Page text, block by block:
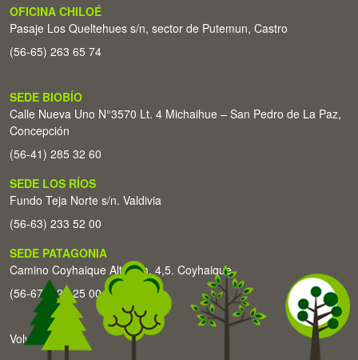
OFICINA CHILOÉ
Pasaje Los Queltehues s/n, sector de Putemun, Castro
(56-65) 263 65 74
SEDE BIOBÍO
Calle Nueva Uno N°3570 Lt. 4 Michaihue – San Pedro de La Paz,
Concepción
(56-41) 285 32 60
SEDE LOS RÍOS
Fundo Teja Norte s/n. Valdivia
(56-63) 233 52 00
SEDE PATAGONIA
Camino Coyhaique Alto Km. 4,5. Coyhaique
(56-67) 226 25 00
Volver arriba